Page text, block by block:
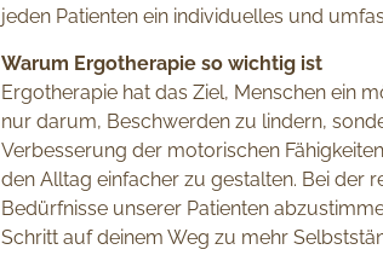
jeden Patienten ein individuelles und
Warum Ergotherapie so wichtig ist
Ergotherapie hat das Ziel, Menschen ein
nur darum, Beschwerden zu lindern,
Verbesserung der motorischen
den Alltag einfacher zu gestalten. Bei der
Bedürfnisse unserer Patienten
Schritt auf deinem Weg zu mehr